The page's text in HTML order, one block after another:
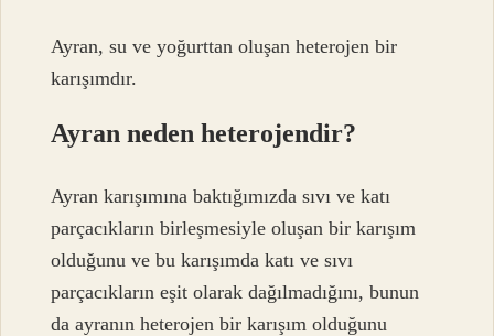
Ayran, su ve yoğurttan oluşan heterojen bir
karışımdır.
Ayran neden heterojendir?
Ayran karışımına baktığımızda sıvı ve katı
parçacıkların birleşmesiyle oluşan bir karışım
olduğunu ve bu karışımda katı ve sıvı
parçacıkların eşit olarak dağılmadığını, bunun
da ayranın heterojen bir karışım olduğunu